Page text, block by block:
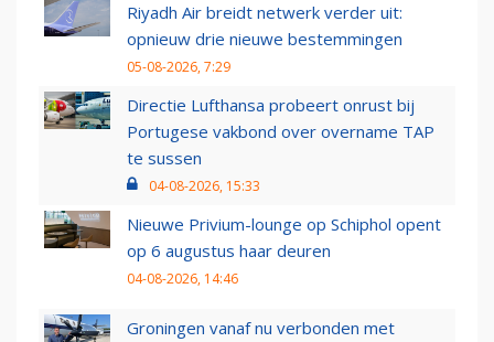
Riyadh Air breidt netwerk verder uit:
opnieuw drie nieuwe bestemmingen
05-08-2026, 7:29
Directie Lufthansa probeert onrust bij
Portugese vakbond over overname TAP
te sussen
04-08-2026, 15:33
Nieuwe Privium-lounge op Schiphol opent
op 6 augustus haar deuren
04-08-2026, 14:46
Groningen vanaf nu verbonden met